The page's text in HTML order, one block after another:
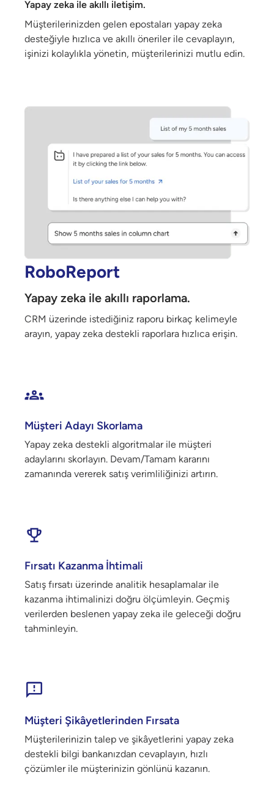
Yapay zeka ile akıllı iletişim.
Müşterilerinizden gelen epostaları yapay zeka
desteğiyle hızlıca ve akıllı öneriler ile cevaplayın,
işinizi kolaylıkla yönetin, müşterilerinizi mutlu edin.
RoboReport
Yapay zeka ile akıllı raporlama.
CRM üzerinde istediğiniz raporu birkaç kelimeyle
arayın, yapay zeka destekli raporlara hızlıca erişin.
Müşteri Adayı Skorlama
Yapay zeka destekli algoritmalar ile müşteri
adaylarını skorlayın. Devam/Tamam kararını
zamanında vererek satış verimliliğinizi artırın.
Fırsatı Kazanma İhtimali
Satış fırsatı üzerinde analitik hesaplamalar ile
kazanma ihtimalinizi doğru ölçümleyin. Geçmiş
verilerden beslenen yapay zeka ile geleceği doğru
tahminleyin.
Müşteri Şikâyetlerinden Fırsata
Müşterilerinizin talep ve şikâyetlerini yapay zeka
destekli bilgi bankanızdan cevaplayın, hızlı
çözümler ile müşterinizin gönlünü kazanın.